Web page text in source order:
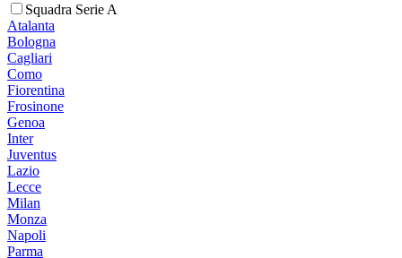
Squadra Serie A
Atalanta
Bologna
Cagliari
Como
Fiorentina
Frosinone
Genoa
Inter
Juventus
Lazio
Lecce
Milan
Monza
Napoli
Parma